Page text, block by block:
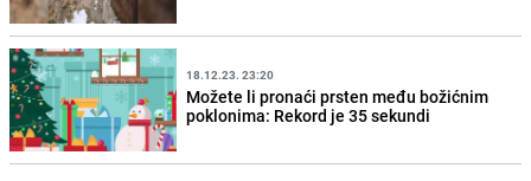
18.12.23. 23:20
Možete li pronaći prsten među božićnim
poklonima: Rekord je 35 sekundi